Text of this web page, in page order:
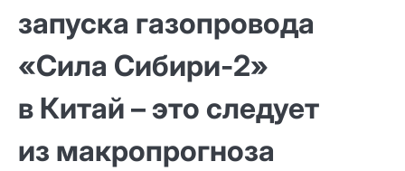
запуска газопровода
«Сила Сибири‑2»
в Китай – это следует
из макропрогноза